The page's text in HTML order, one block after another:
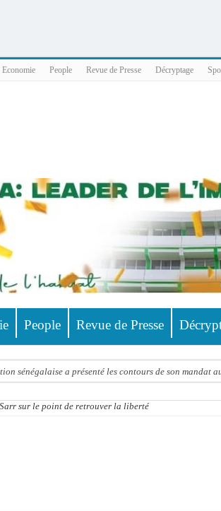
Economie People Revue de Presse Décryptage
People Revue de Presse
sénégalaise a présenté les contours de son
nature : Un coach de football démasqué pour viols
sur le point de retrouver la liberté